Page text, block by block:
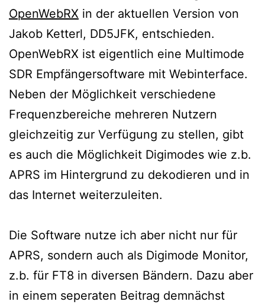
OpenWebRX in der aktuellen Version von
Jakob Ketterl, DD5JFK, entschieden.
OpenWebRX ist eigentlich eine Multimode
SDR Empfängersoftware mit Webinterface.
Neben der Möglichkeit verschiedene
Frequenzbereiche mehreren Nutzern
gleichzeitig zur Verfügung zu stellen, gibt
es auch die Möglichkeit Digimodes wie z.b.
APRS im Hintergrund zu dekodieren und in
das Internet weiterzuleiten.
Die Software nutze ich aber nicht nur für
APRS, sondern auch als Digimode Monitor,
z.b. für FT8 in diversen Bändern. Dazu aber
in einem seperaten Beitrag demnächst